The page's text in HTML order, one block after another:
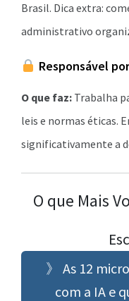
Brasil. Dica extra:
administrativo
Responsável
O que faz: Trabalha
leis e normas éticas.
significativamente a
O que Mais
》 As 12
com a IA e